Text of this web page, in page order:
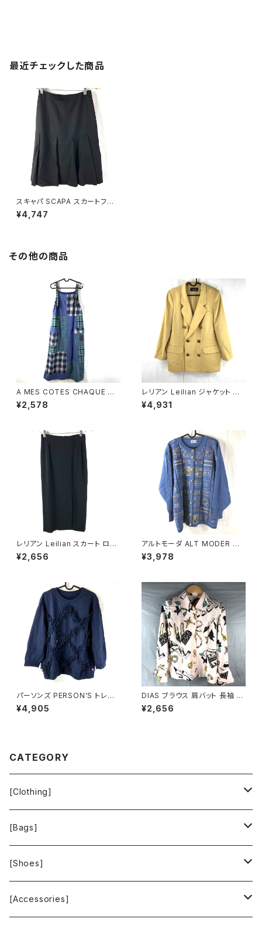
最近チェックした商品
スキャパ SCAPA スカートフレ
ア 日本製 裏地付き ダークブラ
ウン 38サイズ 661919
¥4,747
その他の商品
A MES COTES CHAQUE ジ
ャンパースカート チェック柄 ポ
ケット ブルー系 921472
¥2,578
レリアン Leilian ジャケット 肩
パッド 黄色 金色 13+サイズ 90
0590
¥4,931
レリアン Leilian スカート ロン
グ スリット 裏地付き 日本製 サ
イドファスナー 黒 9サイズ 929
¥2,656
アルトモーダ ALT MODER カ
ーディガン 金ボタン ニット 青系
Fサイズ 900698
¥3,978
パーソンズ PERSON'S トレー
ナー 綿100％ ロゴ入り フリン
ジ リブ ネイビー Lサイズ 9214
¥4,905
DIAS ブラウス 肩バット 長袖 袖
フリル 金ボタン 東京ブラウス ア
クセサリー柄 タグ付き ピンク バ
¥2,656
CATEGORY
[Clothing]
Krochet Kids International
[Bags]
BAGGU
FOOD TEXTILE
[Shoes]
TOMS
[Accessories]